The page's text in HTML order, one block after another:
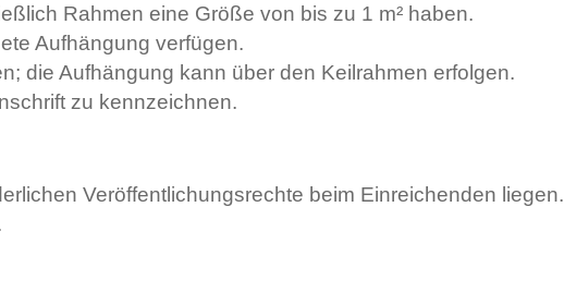
Rahmen eine Größe von bis zu 1 m² haben.
Aufhängung verfügen.
die Aufhängung kann über den Keilrahmen erfolgen.
zu kennzeichnen.
Veröffentlichungsrechte beim Einreichenden liegen.